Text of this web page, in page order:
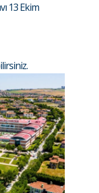
13 Ekim